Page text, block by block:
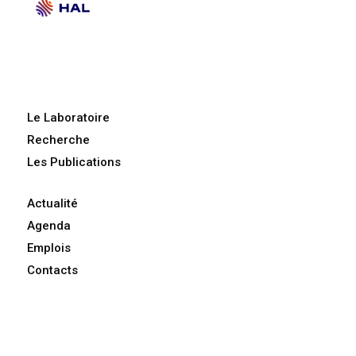
Le Laboratoire
Recherche
Les Publications
Actualité
Agenda
Emplois
Contacts